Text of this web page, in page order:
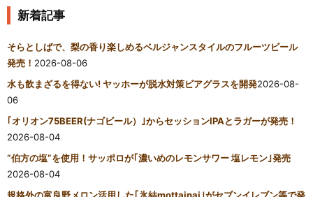
新着記事
そらとしばで、梨の香り楽しめるベルジャンスタイルのフルーツビール
発売！ 2026-08-06
水も飲まざるを得ない! ヤッホーが脱水対策ビアグラスを開発2026-08-
06
｢オリオン75BEER(ナゴビール）｣からセッションIPAとラガーが発売！
2026-08-04
“伯方の塩”を使用！サッポロが｢濃いめのレモンサワー 塩レモン｣発売
2026-08-04